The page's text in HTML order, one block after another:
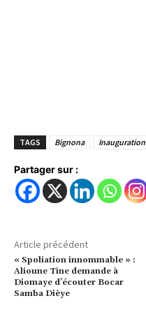
TAGS Bignona Inauguration
Partager sur :
Article précédent
« Spoliation innommable » :
Alioune Tine demande à
Diomaye d’écouter Bocar
Samba Dièye